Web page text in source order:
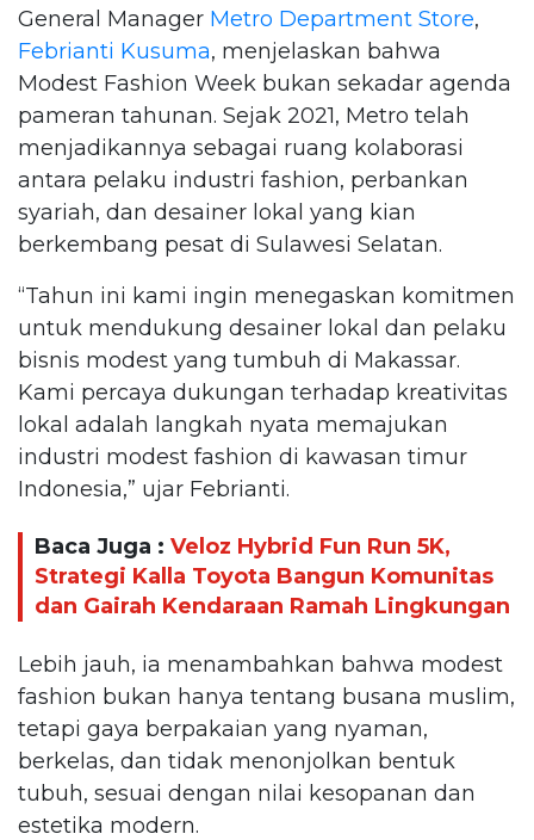
General Manager Metro Department Store,
Febrianti Kusuma, menjelaskan bahwa
Modest Fashion Week bukan sekadar agenda
pameran tahunan. Sejak 2021, Metro telah
menjadikannya sebagai ruang kolaborasi
antara pelaku industri fashion, perbankan
syariah, dan desainer lokal yang kian
berkembang pesat di Sulawesi Selatan.
“Tahun ini kami ingin menegaskan komitmen
untuk mendukung desainer lokal dan pelaku
bisnis modest yang tumbuh di Makassar.
Kami percaya dukungan terhadap kreativitas
lokal adalah langkah nyata memajukan
industri modest fashion di kawasan timur
Indonesia,” ujar Febrianti.
Baca Juga : Veloz Hybrid Fun Run 5K,
Strategi Kalla Toyota Bangun Komunitas
dan Gairah Kendaraan Ramah Lingkungan
Lebih jauh, ia menambahkan bahwa modest
fashion bukan hanya tentang busana muslim,
tetapi gaya berpakaian yang nyaman,
berkelas, dan tidak menonjolkan bentuk
tubuh, sesuai dengan nilai kesopanan dan
estetika modern.